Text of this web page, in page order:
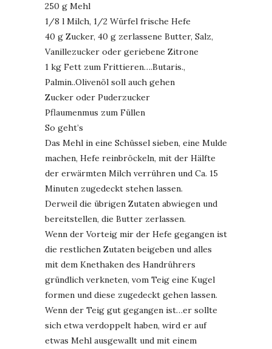
250 g Mehl
1/8 l Milch, 1/2 Würfel frische Hefe
40 g Zucker, 40 g zerlassene Butter, Salz,
Vanillezucker oder geriebene Zitrone
1 kg Fett zum Frittieren….Butaris.,
Palmin..Olivenöl soll auch gehen
Zucker oder Puderzucker
Pflaumenmus zum Füllen
So geht’s
Das Mehl in eine Schüssel sieben, eine Mulde
machen, Hefe reinbröckeln, mit der Hälfte
der erwärmten Milch verrühren und Ca. 15
Minuten zugedeckt stehen lassen.
Derweil die übrigen Zutaten abwiegen und
bereitstellen, die Butter zerlassen.
Wenn der Vorteig mir der Hefe gegangen ist
die restlichen Zutaten beigeben und alles
mit dem Knethaken des Handrührers
gründlich verkneten, vom Teig eine Kugel
formen und diese zugedeckt gehen lassen.
Wenn der Teig gut gegangen ist…er sollte
sich etwa verdoppelt haben, wird er auf
etwas Mehl ausgewallt und mit einem